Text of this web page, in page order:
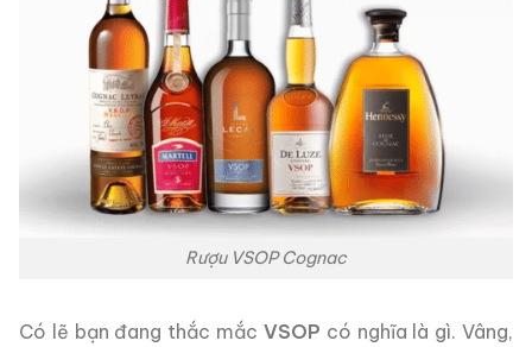
Rượu VSOP Cognac
Có lẽ bạn đang thắc mắc VSOP có nghĩa là gì. Vâng,